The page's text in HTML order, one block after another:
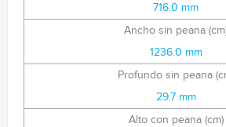
716.0 mm
Ancho sin peana
1236.0 mm
Profundo sin peana
29.7 mm
Alto con peana (cm)